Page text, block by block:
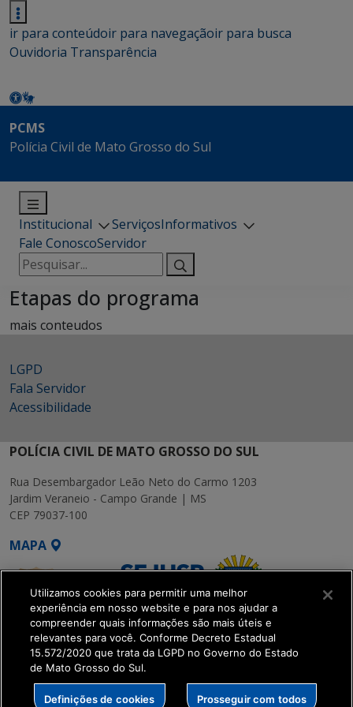
ir para conteúdoir para navegaçãoir para busca
Ouvidoria Transparência
PCMS
Polícia Civil de Mato Grosso do Sul
Institucional ServiçosInformativos
Fale ConoscoServidor
Pesquisar
por:
Etapas do programa
mais conteudos
LGPD
Fala Servidor
Acessibilidade
POLÍCIA CIVIL DE MATO GROSSO DO SUL
Rua Desembargador Leão Neto do Carmo 1203
Jardim Veraneio - Campo Grande | MS
CEP 79037-100
MAPA
SETDIG | Secretaria-
Executiva de
Transformação Digital
Utilizamos cookies para permitir uma melhor
experiência em nosso website e para nos ajudar a
compreender quais informações são mais úteis e
relevantes para você. Conforme Decreto Estadual
15.572/2020 que trata da LGPD no Governo do Estado
de Mato Grosso do Sul.
Definições de cookies Prosseguir com todos